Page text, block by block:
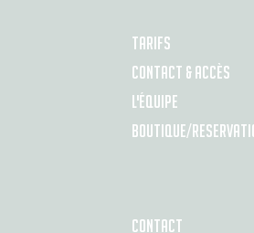
TARIFS
CONTACT & ACCÈS
L'ÉQUIPE
BOUTIQUE/
CONTACT